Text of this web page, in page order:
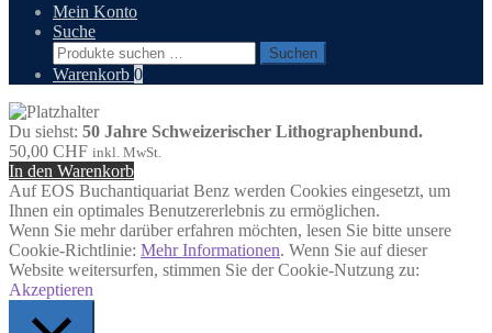
Mein Konto
Suche
Suchen
nach:
Suchen
Warenkorb 0
Du siehst: 50 Jahre Schweizerischer Lithographenbund.
50,00 CHF inkl. MwSt.
In den Warenkorb
Auf EOS Buchantiquariat Benz werden Cookies eingesetzt, um
Ihnen ein optimales Benutzererlebnis zu ermöglichen.
Wenn Sie mehr darüber erfahren möchten, lesen Sie bitte unsere
Cookie-Richtlinie: Mehr Informationen. Wenn Sie auf dieser
Website weitersurfen, stimmen Sie der Cookie-Nutzung zu:
Akzeptieren